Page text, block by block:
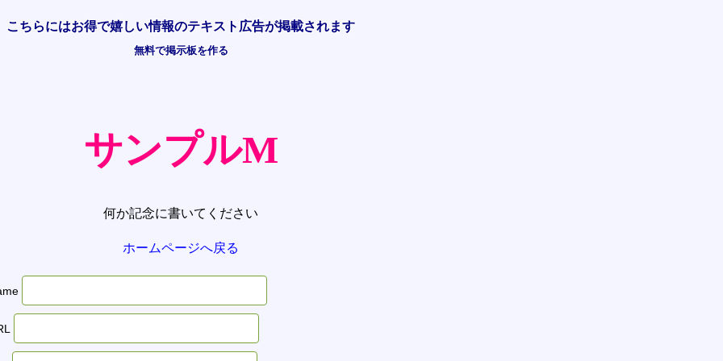
こちらにはお得で嬉しい情報のテキスト広告が掲載されます
無料で掲示板を作る
サンプルM
何か記念に書いてください
ホームページへ戻る